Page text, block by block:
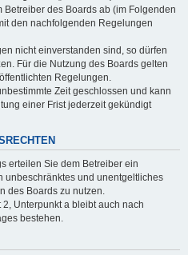
des Boards ab (im Folgenden
den nachfolgenden Regelungen
nicht einverstanden sind, so dürfen
Für die Nutzung des Boards gelten
Regelungen.
Zeit geschlossen und kann
einer Frist jederzeit gekündigt
erteilen Sie dem Betreiber ein
unbeschränktes und unentgeltliches
des Boards zu nutzen.
Unterpunkt a bleibt auch nach
bestehen.